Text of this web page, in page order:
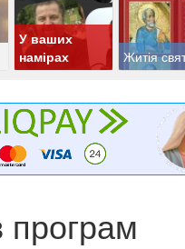
У ваших
намірах
Житія
програм